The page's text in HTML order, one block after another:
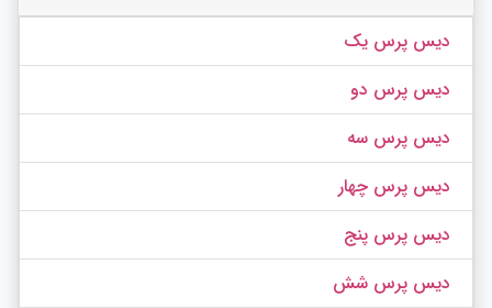
دیس پرس یک
دیس پرس دو
دیس پرس سه
دیس پرس چهار
دیس پرس پنج
دیس پرس شش